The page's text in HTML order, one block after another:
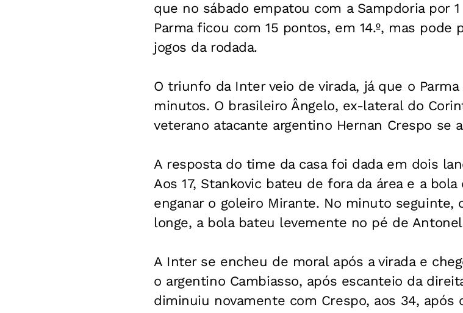
que no sábado empatou com a Sampdoria por
Parma ficou com 15 pontos, em 14.º, mas
jogos da rodada.
O triunfo da Inter veio de virada, já que o
minutos. O brasileiro Ângelo, ex-lateral do
veterano atacante argentino Hernan Crespo se
A resposta do time da casa foi dada em dois
Aos 17, Stankovic bateu de fora da área e a
enganar o goleiro Mirante. No minuto seguinte,
longe, a bola bateu levemente no pé de
A Inter se encheu de moral após a virada e
o argentino Cambiasso, após escanteio da
diminuiu novamente com Crespo, aos 34, após